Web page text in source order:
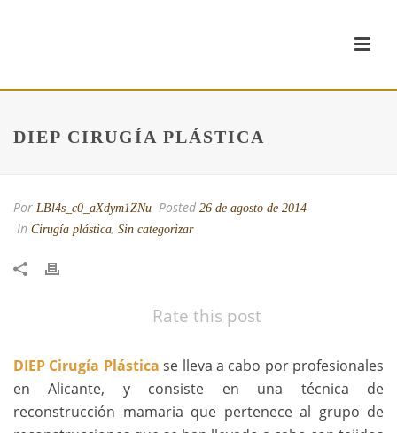
DIEP CIRUGÍA PLÁSTICA
Por LBl4s_c0_aXdym1ZNu Posted 26 de agosto de 2014
In Cirugía plástica, Sin categorizar
Rate this post
DIEP Cirugía Plástica se lleva a cabo por profesionales
en Alicante, y consiste en una técnica de
reconstrucción mamaria que pertenece al grupo de